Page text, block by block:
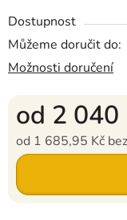
Dostupnost
Můžeme doručit do:
Možnosti doručení
od 2 040
od 1 685,95 Kč
Měrná cena: